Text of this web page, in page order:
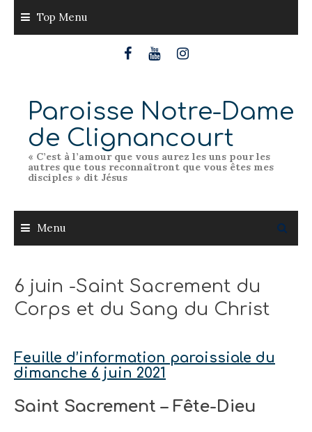
content
Top Menu
Paroisse Notre-Dame
de Clignancourt
« C’est à l’amour que vous aurez les uns pour les
autres que tous reconnaîtront que vous êtes mes
disciples » dit Jésus
Menu
6 juin -Saint Sacrement du
Corps et du Sang du Christ
Feuille d’information paroissiale du
dimanche 6 juin 2021
Saint Sacrement – Fête-Dieu